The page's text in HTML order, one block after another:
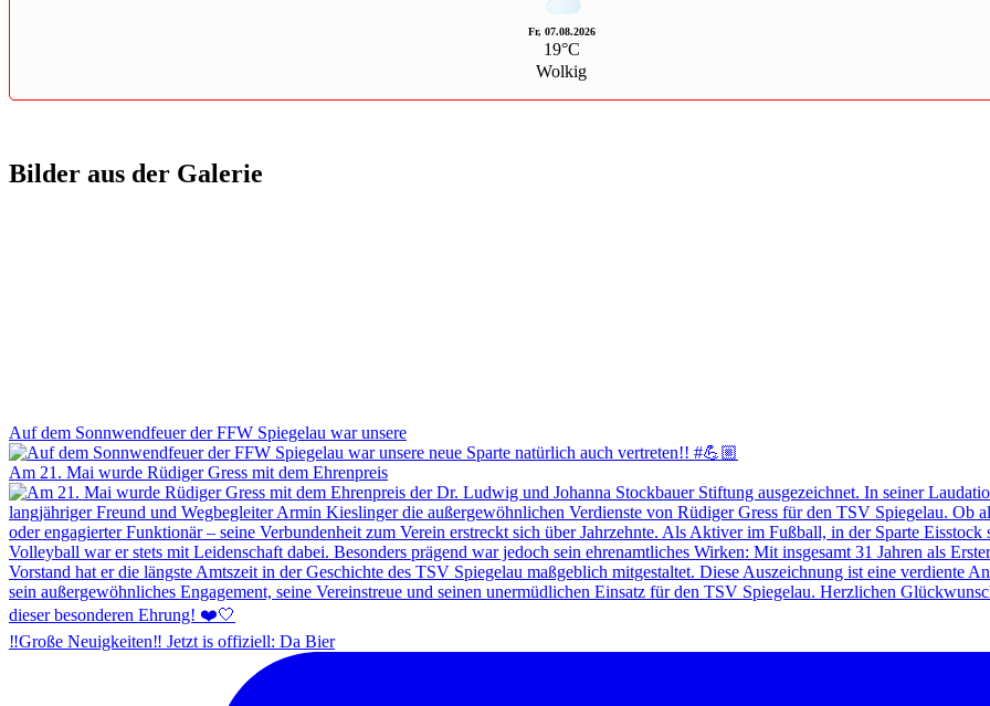
Fr, 07.08.2026
19°C
Wolkig
Bilder aus der Galerie
Auf dem Sonnwendfeuer der FFW Spiegelau war unsere
Am 21. Mai wurde Rüdiger Gress mit dem Ehrenpreis
‼️Große Neuigkeiten‼️ Jetzt is offiziell: Da Bier